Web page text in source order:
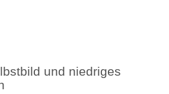
und niedriges